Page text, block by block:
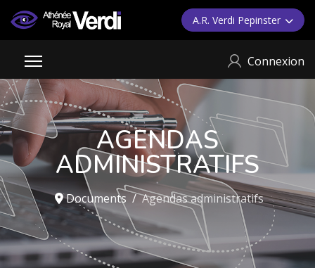
A.R. Verdi Pepinster
Connexion
AGENDAS
ADMINISTRATIFS
Documents Agendas administratifs